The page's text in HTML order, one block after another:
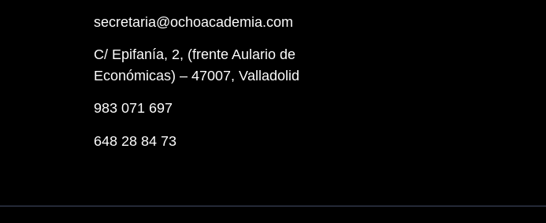
secretaria@ochoacademia.com
C/ Epifanía, 2, (frente Aulario de
Económicas) – 47007, Valladolid
983 071 697
648 28 84 73